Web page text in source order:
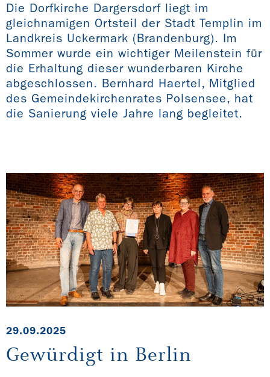
Die Dorfkirche Dargersdorf liegt im
gleichnamigen Ortsteil der Stadt Templin im
Landkreis Uckermark (Brandenburg). Im
Sommer wurde ein wichtiger Meilenstein für
die Erhaltung dieser wunderbaren Kirche
abgeschlossen. Bernhard Haertel, Mitglied
des Gemeindekirchenrates Polsensee, hat
die Sanierung viele Jahre lang begleitet.
29.09.2025
Gewürdigt in Berlin